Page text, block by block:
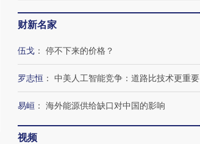
财新名家
伍戈 ： 停不下来的价格？
罗志恒 ： 中美人工智能竞争：道路比技术更重要
易峘 ： 海外能源供给缺口对中国的影响
视频